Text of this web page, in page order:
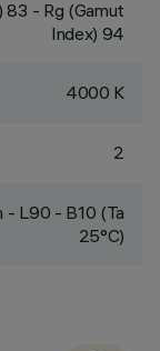
83 - Rg (Gamut
Index) 94
4000 K
2
- L90 - B10 (Ta
25°C)